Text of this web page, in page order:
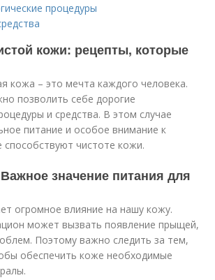
процедуры
кожи: рецепты, которые
кожа – это мечта каждого человека.
позволить себе дорогие
и средства. В этом случае
питание и особое внимание к
чистоте кожи.
значение питания для
огромное влияние на нашу кожу.
может вызвать появление прыщей,
Поэтому важно следить за тем,
обеспечить коже необходимые